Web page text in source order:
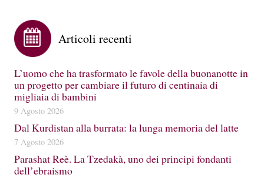
Articoli recenti
L’uomo che ha trasformato le favole della buonanotte in
un progetto per cambiare il futuro di centinaia di
migliaia di bambini
9 Agosto 2026
Dal Kurdistan alla burrata: la lunga memoria del latte
7 Agosto 2026
Parashat Reè. La Tzedakà, uno dei principi fondanti
dell’ebraismo